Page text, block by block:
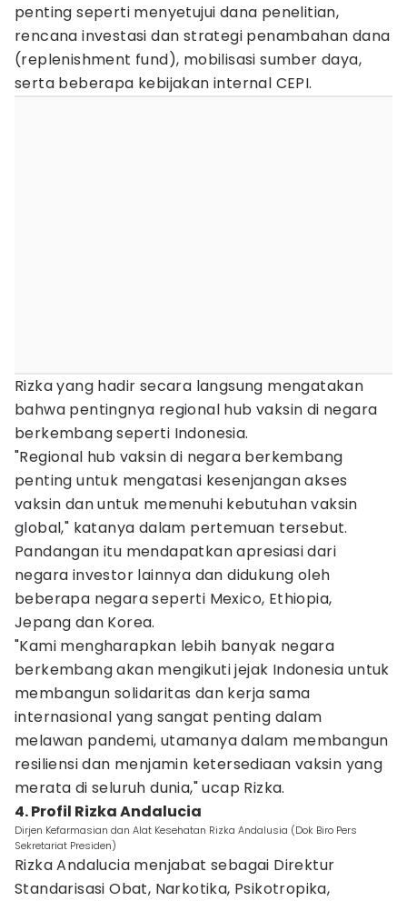
penting seperti menyetujui dana penelitian,
rencana investasi dan strategi penambahan dana
(replenishment fund), mobilisasi sumber daya,
serta beberapa kebijakan internal CEPI.
Rizka yang hadir secara langsung mengatakan
bahwa pentingnya regional hub vaksin di negara
berkembang seperti Indonesia.
"Regional hub vaksin di negara berkembang
penting untuk mengatasi kesenjangan akses
vaksin dan untuk memenuhi kebutuhan vaksin
global," katanya dalam pertemuan tersebut.
Pandangan itu mendapatkan apresiasi dari
negara investor lainnya dan didukung oleh
beberapa negara seperti Mexico, Ethiopia,
Jepang dan Korea.
"Kami mengharapkan lebih banyak negara
berkembang akan mengikuti jejak Indonesia untuk
membangun solidaritas dan kerja sama
internasional yang sangat penting dalam
melawan pandemi, utamanya dalam membangun
resiliensi dan menjamin ketersediaan vaksin yang
merata di seluruh dunia," ucap Rizka.
4. Profil Rizka Andalucia
Dirjen Kefarmasian dan Alat Kesehatan Rizka Andalusia (Dok Biro Pers
Sekretariat Presiden)
Rizka Andalucia menjabat sebagai Direktur
Standarisasi Obat, Narkotika, Psikotropika,